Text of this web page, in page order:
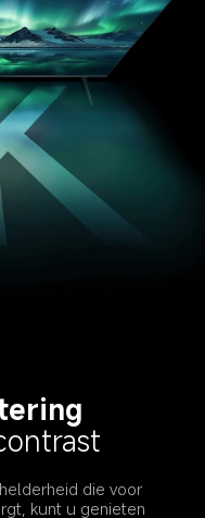
die voor
kunt u genieten